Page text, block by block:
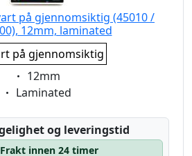
på gjennomsiktig (45010 /
12mm, laminated
på gjennomsiktig
Eigenschaft:
12mm
Eigenschaft:
Laminated
og leveringstid
innen 24 timer